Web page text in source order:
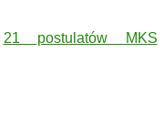
21 postulatów MKS